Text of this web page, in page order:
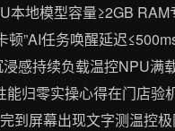
本地模型容量≥2GB RAM
”AI任务唤醒延迟
感持续负载温控NPU满
归零实操心得在门店验
到屏幕出现文字测温控